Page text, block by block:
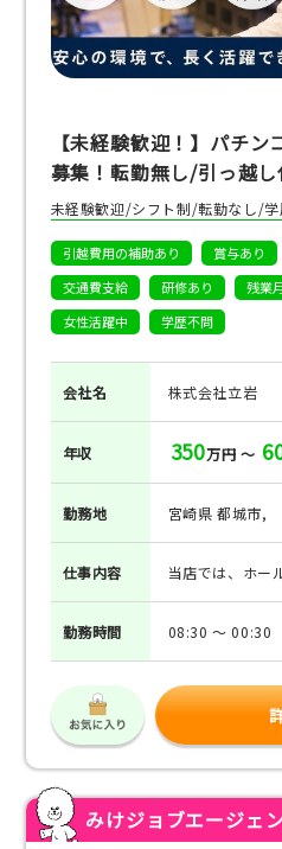
【未経験歓迎！】パチ
募集！転勤無し/引っ越
未経験歓迎/シフト制/転勤なし/
引越費用の補助あり 賞与あり
交通費支給
研修あり 残業
女性活躍中
学歴不問
会社名 株式会社立岩
年収 350万円 ～
勤務地 宮崎県 都城市,
仕事内容 当店では、ホー
勤務時間 08:30 ～ 00:30
みけジョブエージェ